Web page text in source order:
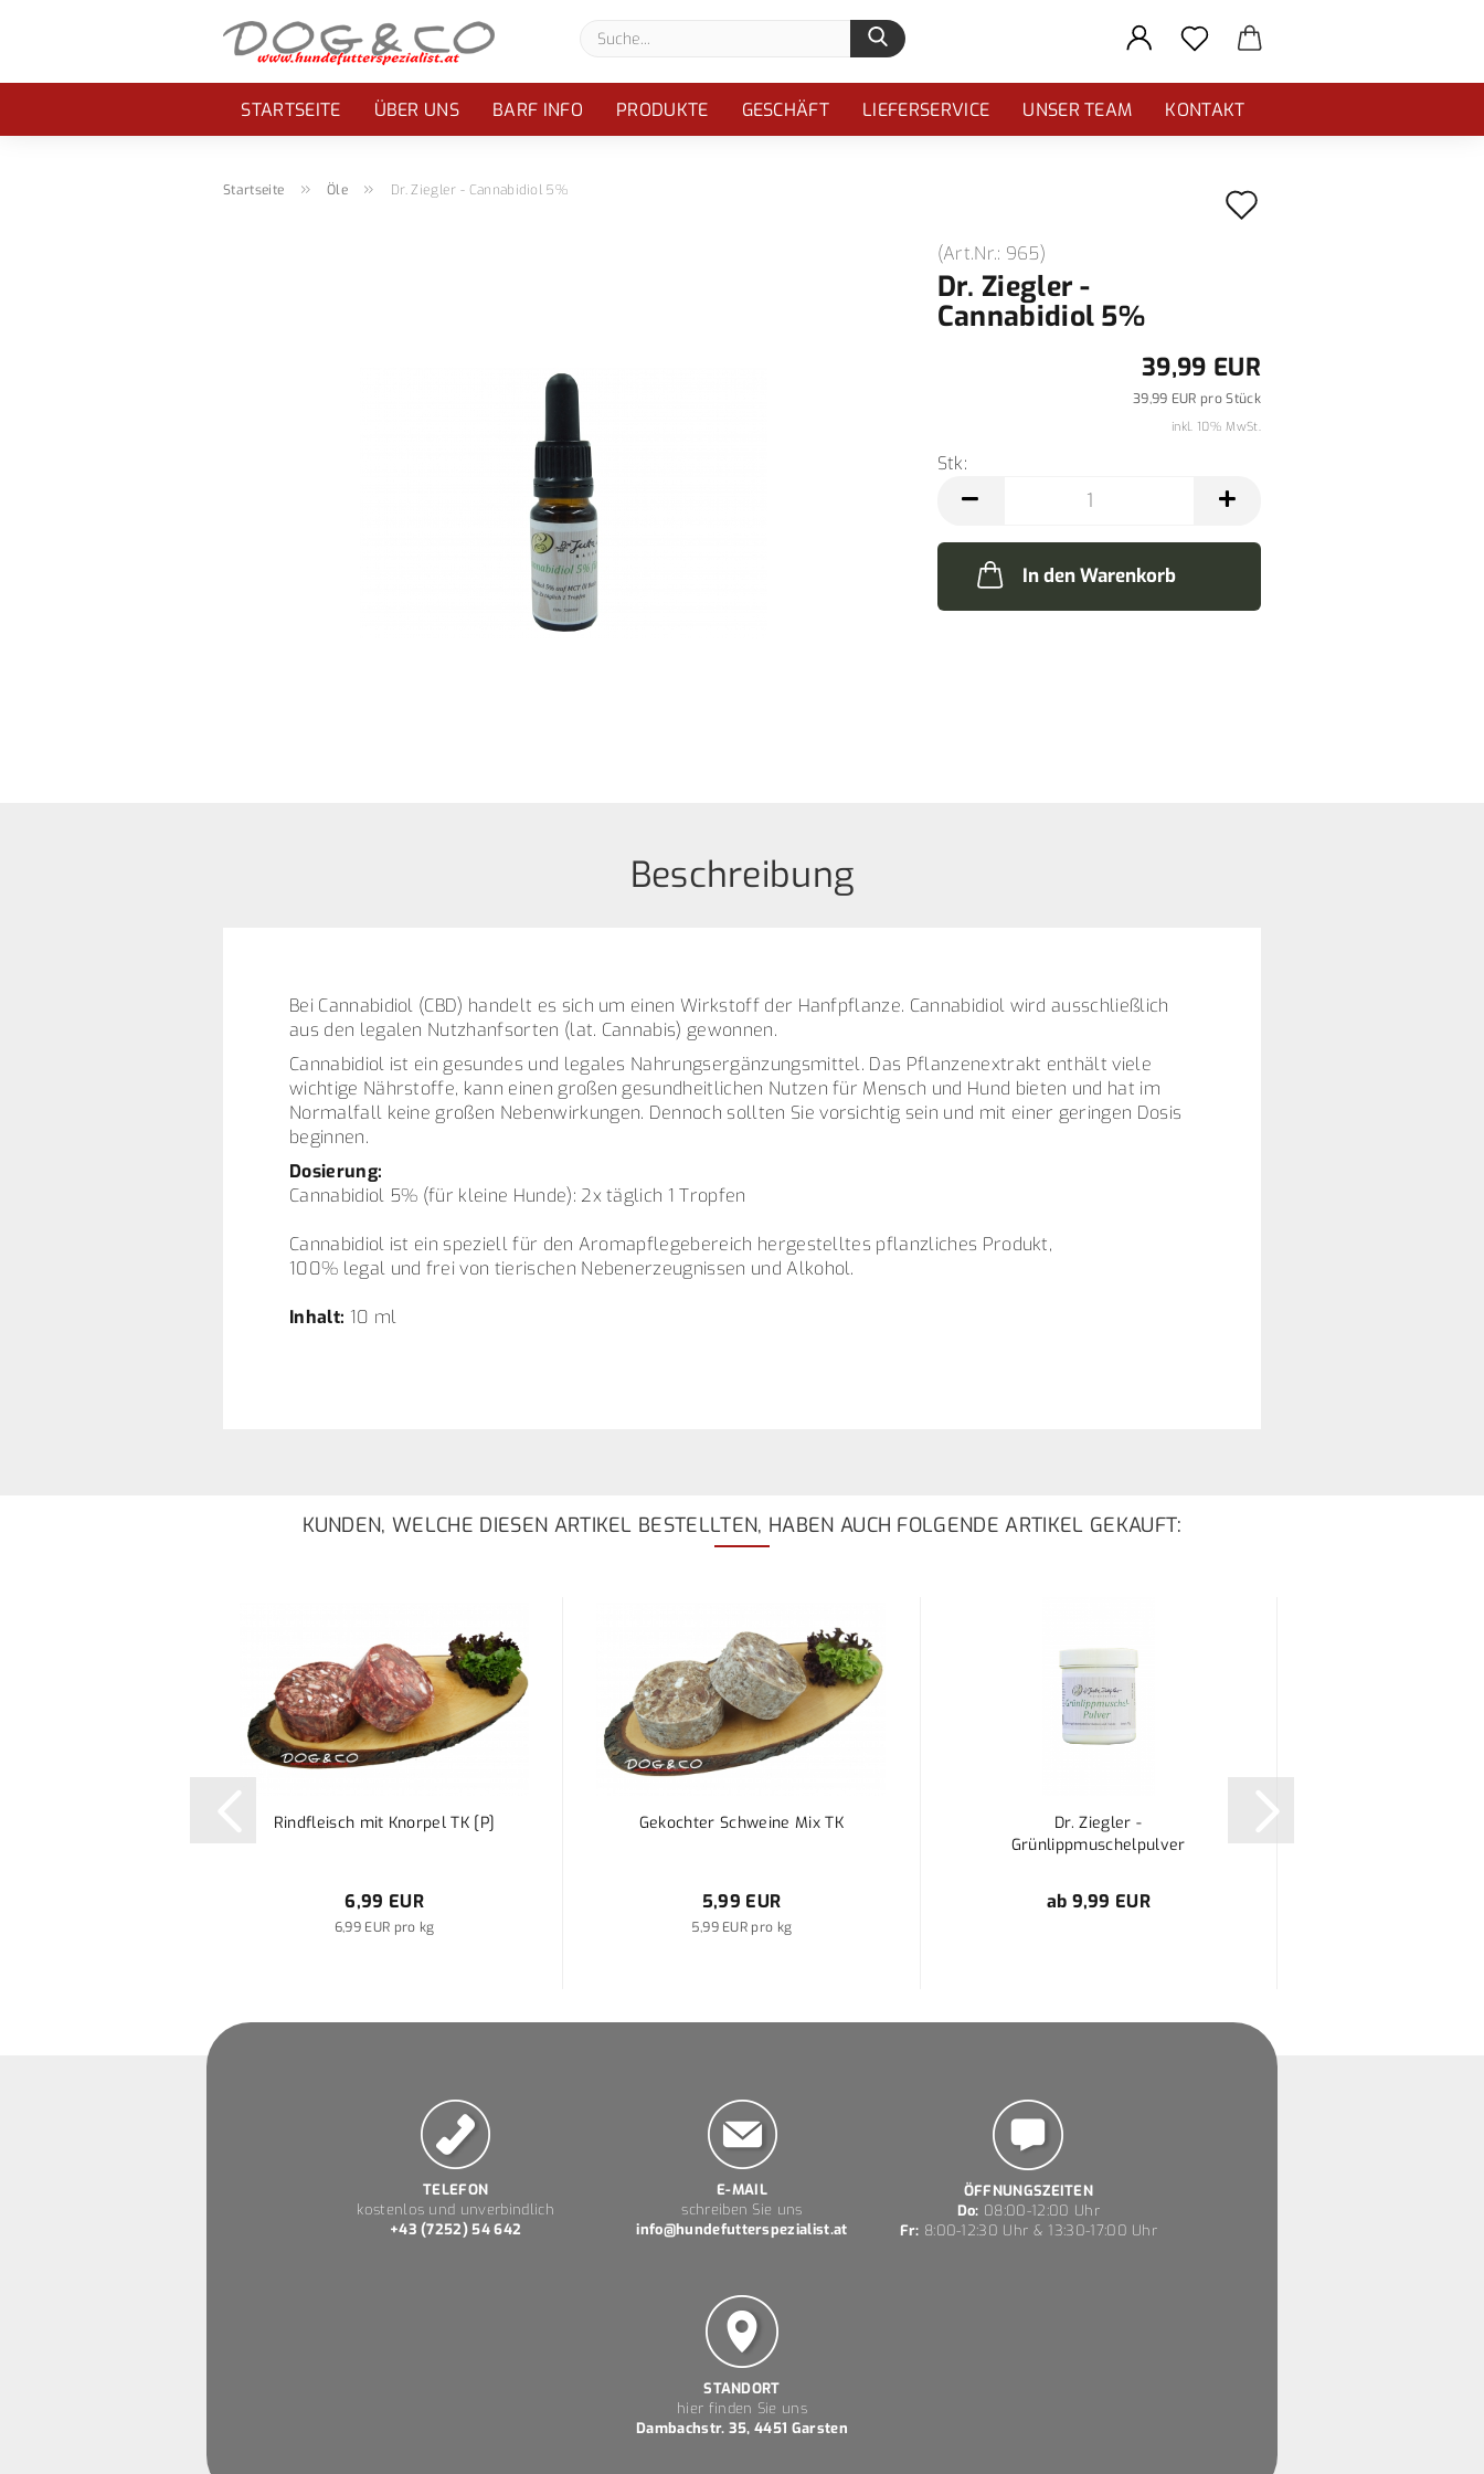
Suche...
STARTSEITE ÜBER UNS BARF INFO PRODUKTE GESCHÄFT LIEFERSERVICE UNSER TEAM KONTAKT
Startseite » Öle » Dr. Ziegler - Cannabidiol 5%
(Art.Nr.: 965)
Dr. Ziegler -
Cannabidiol 5%
39,99 EUR
39,99 EUR pro Stück
inkl. 10% MwSt.
Stk:
Stk
In den Warenkorb
Beschreibung
Bei Cannabidiol (CBD) handelt es sich um einen Wirkstoff der Hanfpflanze. Cannabidiol wird ausschließlich
aus den legalen Nutzhanfsorten (lat. Cannabis) gewonnen.
Cannabidiol ist ein gesundes und legales Nahrungsergänzungsmittel. Das Pflanzenextrakt enthält viele
wichtige Nährstoffe, kann einen großen gesundheitlichen Nutzen für Mensch und Hund bieten und hat im
Normalfall keine großen Nebenwirkungen. Dennoch sollten Sie vorsichtig sein und mit einer geringen Dosis
beginnen.
Dosierung:
Cannabidiol 5% (für kleine Hunde): 2x täglich 1 Tropfen
Cannabidiol ist ein speziell für den Aromapflegebereich hergestelltes pflanzliches Produkt,
100% legal und frei von tierischen Nebenerzeugnissen und Alkohol.
Inhalt: 10 ml
KUNDEN, WELCHE DIESEN ARTIKEL BESTELLTEN, HABEN AUCH FOLGENDE ARTIKEL GEKAUFT:
Rindfleisch mit Knorpel TK [P]
6,99 EUR
6,99 EUR pro kg
Gekochter Schweine Mix TK
5,99 EUR
5,99 EUR pro kg
Dr. Ziegler -
Grünlippmuschelpulver
ab 9,99 EUR
TELEFON
kostenlos und unverbindlich
+43 (7252) 54 642
E-MAIL
schreiben Sie uns
info@hundefutterspezialist.at
ÖFFNUNGSZEITEN
Do: 08:00-12:00 Uhr
Fr: 8:00-12:30 Uhr & 13:30-17:00 Uhr
STANDORT
hier finden Sie uns
Dambachstr. 35, 4451 Garsten